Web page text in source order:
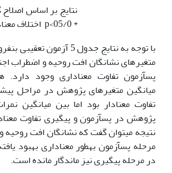
نتایج بر اساس
* 05/0>p اختلاف معنا‏دار
با توجه به نتایج جدول 5
متغیرهای نشانگان افت روحیه و اضطراب
پس‏آزمون تفاوت معناداری وجود دارد.
میانگین متغیرهای پژوهش در مراحل
تفاوت معنادار بود اما بین میانگین
پژوهش در پس‏آزمون و پیگیری تفاوت
نتیجه می‏توان گفت که نشانگان افت روحیه
مرحله پس‏آزمون به‏طور معناداری بهبود
در مرحله پیگیری نیز ماندگار مانده است.